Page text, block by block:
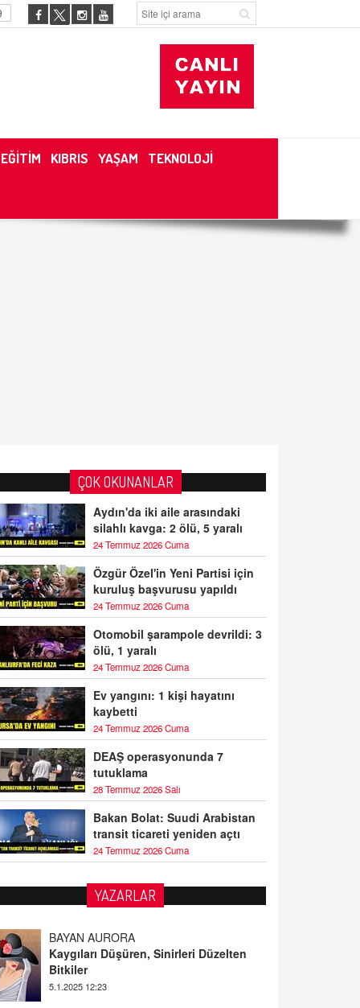
EĞİTİM KIBRIS YAŞAM TEKNOLOJİ
ÇOK OKUNANLAR
Aydın'da iki aile arasındaki
silahlı kavga: 2 ölü, 5 yaralı
24 Temmuz 2026 Cuma
Özgür Özel'in Yeni Partisi için
kuruluş başvurusu yapıldı
24 Temmuz 2026 Cuma
Otomobil şarampole devrildi: 3
ölü, 1 yaralı
24 Temmuz 2026 Cuma
Ev yangını: 1 kişi hayatını
kaybetti
24 Temmuz 2026 Cuma
DEAŞ operasyonunda 7
tutuklama
28 Temmuz 2026 Salı
Bakan Bolat: Suudi Arabistan
transit ticareti yeniden açtı
24 Temmuz 2026 Cuma
YAZARLAR
BAYAN AURORA
Kaygıları Düşüren, Sinirleri Düzelten
Bitkiler
5.1.2025 12:23